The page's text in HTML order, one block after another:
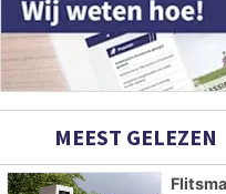
MEEST GELEZEN